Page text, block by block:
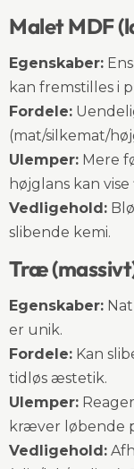
Malet MDF
Egenskaber:
kan fremstilles i
Fordele:
(mat/silkemat/
Ulemper: Mere
højglans kan
Vedligehold:
slibende kemi.
Træ
Egenskaber:
er unik.
Fordele: Kan
tidløs æstetik.
Ulemper:
kræver løbende
Vedligehold: